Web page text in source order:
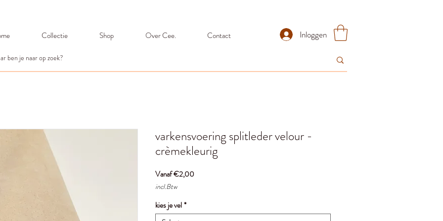
Inloggen
Collectie Shop Over Cee. Contact
varkensvoering splitleder velour -
crèmekleurig
Vanaf€2,00Verkoopprijs
incl.Btw
kies je vel*